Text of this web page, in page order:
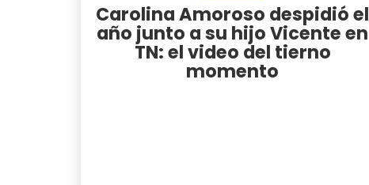
Carolina Amoroso despidió el
año junto a su hijo Vicente en
TN: el video del tierno
momento